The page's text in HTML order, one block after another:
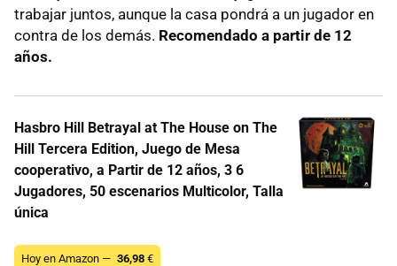
trabajar juntos, aunque la casa pondrá a un jugador en
contra de los demás. Recomendado a partir de 12
años.
Hasbro Hill Betrayal at The House on The
Hill Tercera Edition, Juego de Mesa
cooperativo, a Partir de 12 años, 3 6
Jugadores, 50 escenarios Multicolor, Talla
única
Hoy en Amazon — 36,98 €